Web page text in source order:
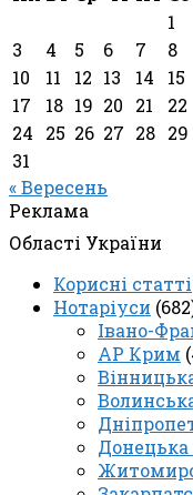
1
3
4 5 6 7 8
10
11 12 13 14 15
17
18 19 20 21 22
24
25 26 27 28 29
31
« Вересень
Реклама
Області України
Корисні статті
Нотаріуси
Івано-
АР Крим
Донецька